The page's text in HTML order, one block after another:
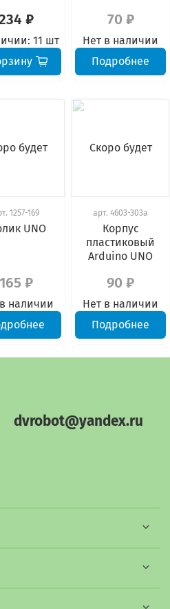
₽
11 шт
70 ₽
Нет в наличии
Подробнее
будет
1257-169
UNO
165 ₽
наличии
Скоро будет
арт. 4603-303а
Корпус
пластиковый
Arduino UNO
90 ₽
Нет в наличии
Подробнее
dvrobot@yandex.ru